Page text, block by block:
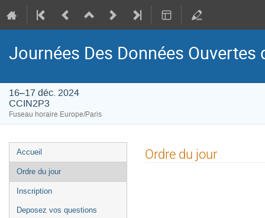
Journées Des Données
16–17 déc. 2024
CCIN2P3
Fuseau horaire Europe/Paris
Menu
de
l'événement
Accueil
Ordre du jour
Inscription
Deposez vos questions
Ordre du jour